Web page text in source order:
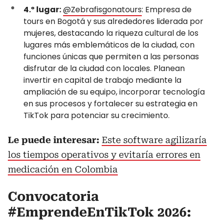
4.º lugar:@Zebrafisgonatours: Empresa de
tours en Bogotá y sus alrededores liderada por
mujeres, destacando la riqueza cultural de los
lugares más emblemáticos de la ciudad, con
funciones únicas que permiten a las personas
disfrutar de la ciudad con locales. Planean
invertir en capital de trabajo mediante la
ampliación de su equipo, incorporar tecnología
en sus procesos y fortalecer su estrategia en
TikTok para potenciar su crecimiento.
Le puede interesar: Este software agilizaría
los tiempos operativos y evitaría errores en
medicación en Colombia
Convocatoria
#EmprendeEnTikTok 2026: